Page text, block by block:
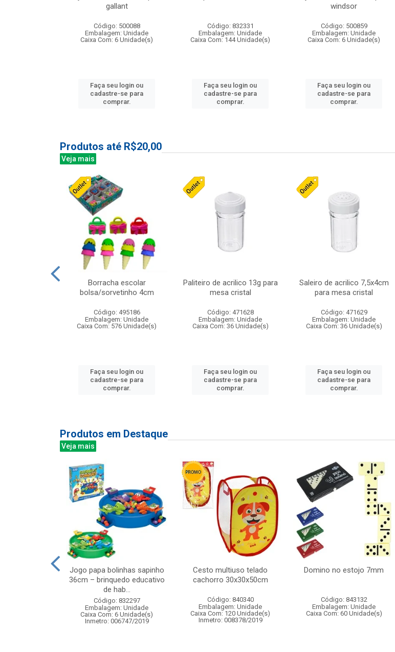
gallant
Código: 500088
Embalagem: Unidade
Caixa Com: 6 Unidade(s)
Faça seu login ou
cadastre-se para
comprar.
Código: 832331
Embalagem: Unidade
Caixa Com: 144 Unidade(s)
Faça seu login ou
cadastre-se para
comprar.
windsor
Código: 500859
Embalagem: Unidade
Caixa Com: 6 Unidade(s)
Faça seu login ou
cadastre-se para
comprar.
Produtos até R$20,00
Veja mais
Borracha escolar
bolsa/sorvetinho 4cm
Código: 495186
Embalagem: Unidade
Caixa Com: 576 Unidade(s)
Faça seu login ou
cadastre-se para
comprar.
Paliteiro de acrilico 13g para
mesa cristal
Código: 471628
Embalagem: Unidade
Caixa Com: 36 Unidade(s)
Faça seu login ou
cadastre-se para
comprar.
Saleiro de acrilico 7,5x4cm
para mesa cristal
Código: 471629
Embalagem: Unidade
Caixa Com: 36 Unidade(s)
Faça seu login ou
cadastre-se para
comprar.
Produtos em Destaque
Veja mais
Jogo papa bolinhas sapinho
36cm – brinquedo educativo
de hab...
Código: 832297
Embalagem: Unidade
Caixa Com: 6 Unidade(s)
Inmetro: 006747/2019
Cesto multiuso telado
cachorro 30x30x50cm
Código: 840340
Embalagem: Unidade
Caixa Com: 120 Unidade(s)
Inmetro: 008378/2019
Domino no estojo 7mm
Código: 843132
Embalagem: Unidade
Caixa Com: 60 Unidade(s)